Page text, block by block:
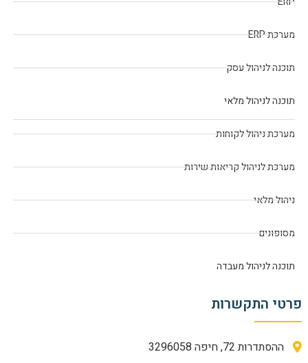
מערכת ERP
תוכנה לניהול עסק
תוכנה לניהול מלאי
מערכת ניהול לקוחות
מערכת לניהול קריאות שירות
ניהול מלאי
מסופונים
תוכנה לניהול מעבדה
פרטי התקשרות
ההסתדרות 72, חיפה 3296058